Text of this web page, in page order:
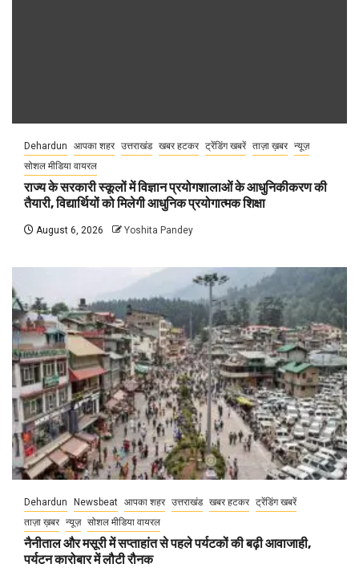
Dehardun आपका शहर उत्तराखंड खबर हटकर ट्रेंडिंग खबरें ताज़ा ख़बर न्यूज़
सोशल मीडिया वायरल
राज्य के सरकारी स्कूलों में विज्ञान प्रयोगशालाओं के आधुनिकीकरण की
तैयारी, विद्यार्थियों को मिलेगी आधुनिक प्रयोगात्मक शिक्षा
August 6, 2026 Yoshita Pandey
Dehardun Newsbeat आपका शहर उत्तराखंड खबर हटकर ट्रेंडिंग खबरें
ताज़ा ख़बर न्यूज़ सोशल मीडिया वायरल
नैनीताल और मसूरी में सप्ताहांत से पहले पर्यटकों की बढ़ी आवाजाही,
पर्यटन कारोबार में लौटी रौनक